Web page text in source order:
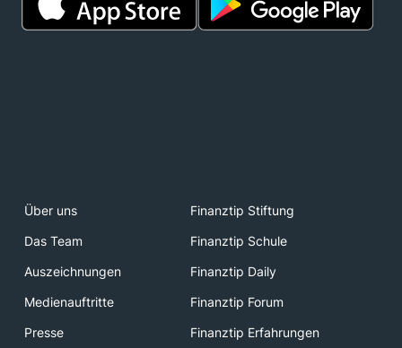
Über uns
Finanztip Stiftung
Das Team
Finanztip Schule
Auszeichnungen
Finanztip Daily
Medienauftritte
Finanztip Forum
Presse
Finanztip Erfahrungen